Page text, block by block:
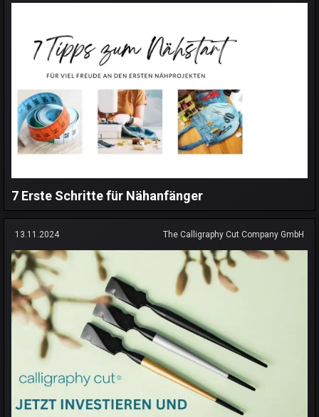
7 Erste Schritte für Nähanfänger
13.11.2024 The Calligraphy Cut Company GmbH